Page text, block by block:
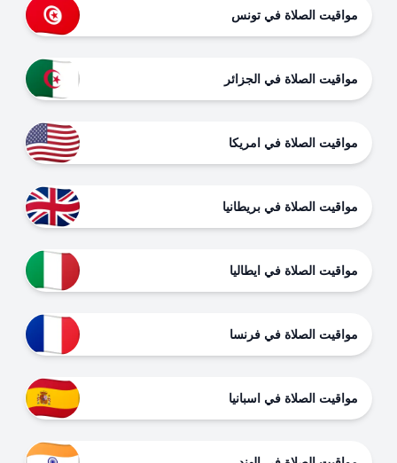
مواقيت الصلاة في تونس
مواقيت الصلاة في الجزائر
مواقيت الصلاة في امريكا
مواقيت الصلاة في بريطانيا
مواقيت الصلاة في ايطاليا
مواقيت الصلاة في فرنسا
مواقيت الصلاة في اسبانيا